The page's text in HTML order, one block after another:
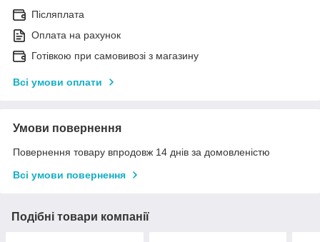
Післяплата
Оплата на рахунок
Готівкою при самовивозі з магазину
Всі умови оплати
Умови повернення
Повернення товару впродовж 14 днів за домовленістю
Всі умови повернення
Подібні товари компанії